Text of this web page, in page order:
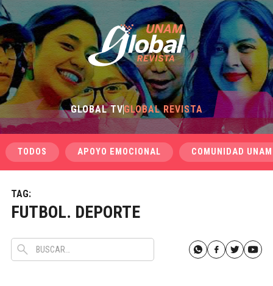
GLOBAL TVGLOBAL REVISTA
TODOS APOYO EMOCIONAL COMUNIDAD UNAM
TAG:
FUTBOL. DEPORTE